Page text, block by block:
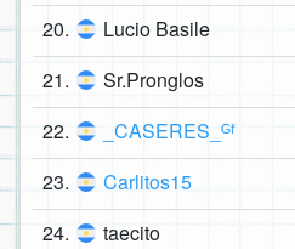
20. Lucio Basile
21. Sr.Pronglos
22. _CASERES_ᴳᶠ
23. Carlitos15
24. taecito